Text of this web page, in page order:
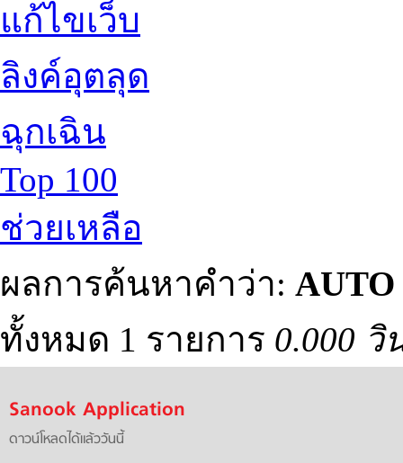
แก้ไขเว็บ
ลิงค์อุตลุด
ฉุกเฉิน
Top 100
ช่วยเหลือ
ผลการค้นหาคำว่า:
ทั้งหมด 1 รายการ 0.000 วิ
Sanook Application
ดาวน์โหลดได้แล้ววันนี้